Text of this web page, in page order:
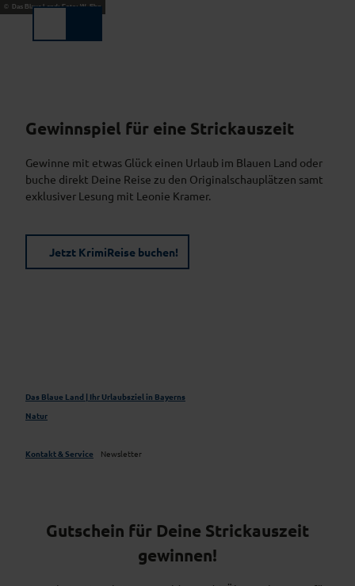
Z© Das Blaue Land; Foto: W. Ehn
Gewinnspiel für eine Strickauszeit
Gewinne mit etwas Glück einen Urlaub im Blauen Land oder
buche direkt Deine Reise zu den Originalschauplätzen samt
exklusiver Lesung mit Leonie Kramer.
Jetzt KrimiReise buchen!
Das Blaue Land | Ihr Urlaubsziel in Bayerns
Natur
Kontakt & Service Newsletter
Gutschein für Deine Strickauszeit
gewinnen!